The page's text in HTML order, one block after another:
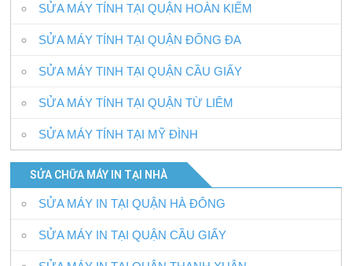
SỬA MÁY TÍNH TẠI QUẬN HOÀN KIẾM
SỬA MÁY TÍNH TẠI QUẬN ĐỐNG ĐA
SỬA MÁY TINH TẠI QUẬN CẦU GIẤY
SỬA MÁY TÍNH TẠI QUẬN TỪ LIÊM
SỬA MÁY TÍNH TẠI MỸ ĐÌNH
SỬA CHỮA MÁY IN TẠI NHÀ
SỬA MÁY IN TẠI QUẬN HÀ ĐÔNG
SỬA MÁY IN TẠI QUẬN CẦU GIẤY